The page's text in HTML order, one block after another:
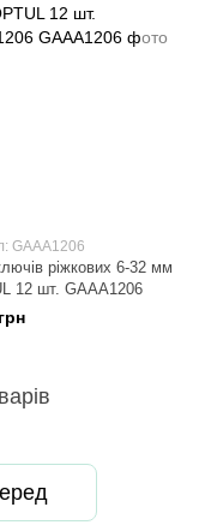
GAAA1206
ріжкових 6-32 мм
12 шт. GAAA1206